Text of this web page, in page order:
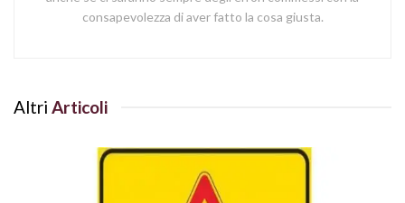
consapevolezza di aver fatto la cosa giusta.
Altri Articoli